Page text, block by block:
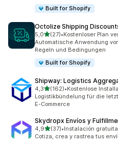
Built for Shopify
Octolize Shipping
5,0von 5 Sternen
(27)
27 Rezensionen insgesamt
•Kostenloser Plan
Automatische Anwendung
Regeln und Bedingungen
Built for Shopify
Shipway: Logistics
4,3von 5 Sternen
(162)
162 Rezensionen insgesamt
•Kostenlose
Logistikbündelung für die
E-Commerce
Skydropx Envíos y
4,9von 5 Sternen
(37)
37 Rezensionen insgesamt
•Instalación gratuita
Cotiza, crea y rastrea tus